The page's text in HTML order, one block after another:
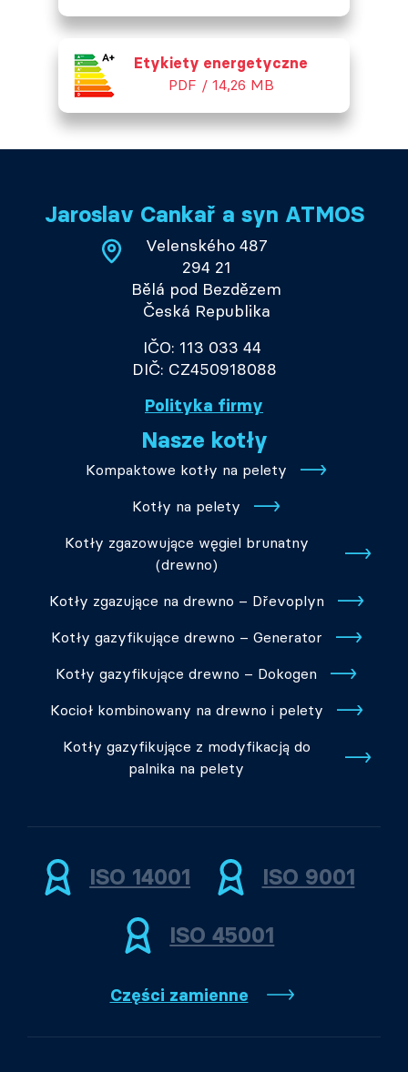
Etykiety energetyczne
PDF / 14,26 MB
Jaroslav Cankař a syn ATMOS
Velenského 487
294 21
Bělá pod Bezdězem
Česká Republika
IČO: 113 033 44
DIČ: CZ450918088
Polityka firmy
Nasze kotły
Kompaktowe kotły na pelety
Kotły na pelety
Kotły zgazowujące węgiel brunatny
(drewno)
Kotły zgazujące na drewno – Dřevoplyn
Kotły gazyfikujące drewno – Generator
Kotły gazyfikujące drewno – Dokogen
Kocioł kombinowany na drewno i pelety
Kotły gazyfikujące z modyfikacją do
palnika na pelety
ISO 14001 ISO 9001
ISO 45001
Części zamienne